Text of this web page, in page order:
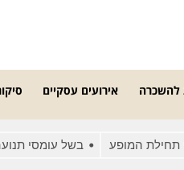
להשכרה אירועים עסקיים
המופע בשל עומסי תנועה